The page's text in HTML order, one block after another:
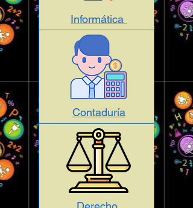
Informática
Contaduría